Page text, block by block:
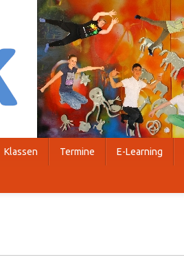
Klassen Termine E-Learning